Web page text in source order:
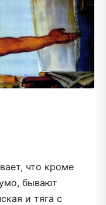
что кроме
бывают
и тяга с